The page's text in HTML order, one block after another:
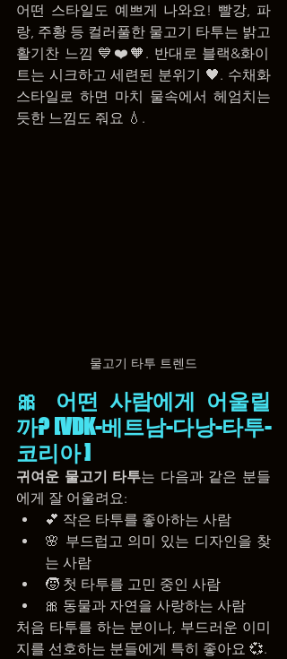
어떤 스타일도 예쁘게 나와요! 빨강, 파
랑, 주황 등 컬러풀한 물고기 타투는 밝고
활기찬 느낌 💙❤️🧡. 반대로 블랙&화이
트는 시크하고 세련된 분위기 🖤. 수채화
스타일로 하면 마치 물속에서 헤엄치는
듯한 느낌도 줘요 💧.
물고기 타투 트렌드
🎀 어떤 사람에게 어울릴
까? [VDK-베트남-다낭-타투-
코리아 ]
귀여운 물고기 타투는 다음과 같은 분들
에게 잘 어울려요:
💕 작은 타투를 좋아하는 사람
🌸 부드럽고 의미 있는 디자인을 찾
는 사람
🧒 첫 타투를 고민 중인 사람
🎀 동물과 자연을 사랑하는 사람
처음 타투를 하는 분이나, 부드러운 이미
지를 선호하는 분들에게 특히 좋아요 💞.